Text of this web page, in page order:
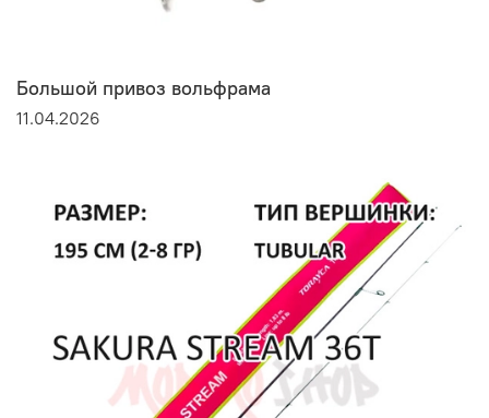
Большой привоз вольфрама
11.04.2026